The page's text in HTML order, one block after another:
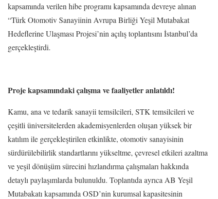
kapsamında verilen hibe programı kapsamında devreye alınan
“Türk Otomotiv Sanayiinin Avrupa Birliği Yeşil Mutabakat
Hedeflerine Ulaşması Projesi’nin açılış toplantısını İstanbul’da
gerçekleştirdi.
Proje kapsamındaki çalışma ve faaliyetler anlatıldı!
Kamu, ana ve tedarik sanayii temsilcileri, STK temsilcileri ve
çeşitli üniversitelerden akademisyenlerden oluşan yüksek bir
katılım ile gerçekleştirilen etkinlikte, otomotiv sanayisinin
sürdürülebilirlik standartlarını yükseltme, çevresel etkileri azaltma
ve yeşil dönüşüm sürecini hızlandırma çalışmaları hakkında
detaylı paylaşımlarda bulunuldu. Toplantıda ayrıca AB Yeşil
Mutabakatı kapsamında OSD’nin kurumsal kapasitesinin